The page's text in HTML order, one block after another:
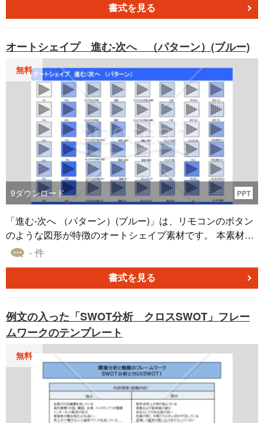
ンです。バリエーション豊かなテーマやコンテキストに合
わせて、カスタマイズが可能です。これにより、同じオー
できます。
書式を見る
オートシェイプ 進む-次へ （パターン）(ブルー)
無料
9ダウンロード PPT
「進む-次へ （パターン）(ブルー)」は、リモコンのボタン
のような図形が特徴のオートシェイプ素材です。 本素材は
青色をベースカラーとしており、波や格子、ひし形などの
（パターン）(ブルー)」は、PowerPointやExcel、Wordなど
で作成した企画書や提案書の図形にご利用いただけます。
- 件
書式を見る
例文の入った「SWOT分析 クロスSWOT」フレー
ムワークのテンプレート
無料